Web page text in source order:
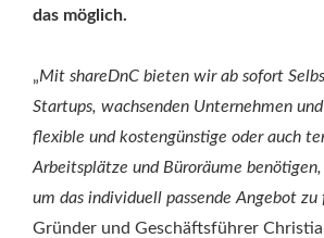
das möglich.
„Mit shareDnC bieten wir ab sofort
Startups, wachsenden Unternehmen
flexible und kostengünstige oder auch
Arbeitsplätze und Büroräume
um das individuell passende Angebot zu
Gründer und Geschäftsführer